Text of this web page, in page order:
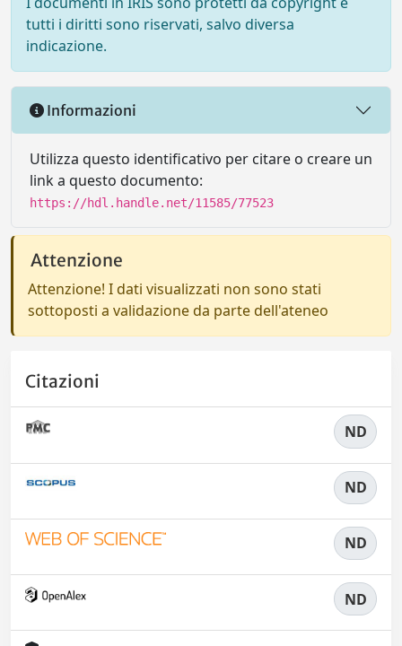
tutti i diritti sono riservati, salvo diversa
indicazione.
Informazioni
Utilizza questo identificativo per citare o creare un
link a questo documento:
https://hdl.handle.net/11585/77523
Attenzione
Attenzione! I dati visualizzati non sono stati
sottoposti a validazione da parte dell'ateneo
Citazioni
ND
ND
ND
ND